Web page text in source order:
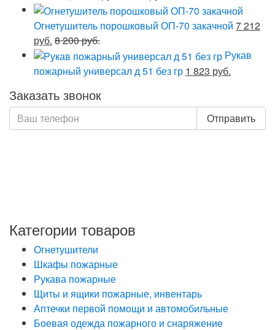
Огнетушитель порошковый ОП-70 закачной 7 212
руб. 8 200 руб.
Рукав
пожарный универсал д 51 без гр 1 823 руб.
Заказать звонок
Отправить
Категории товаров
Огнетушители
Шкафы пожарные
Рукава пожарные
Щиты и ящики пожарные, инвентарь
Аптечки первой помощи и автомобильные
Боевая одежда пожарного и снаряжение